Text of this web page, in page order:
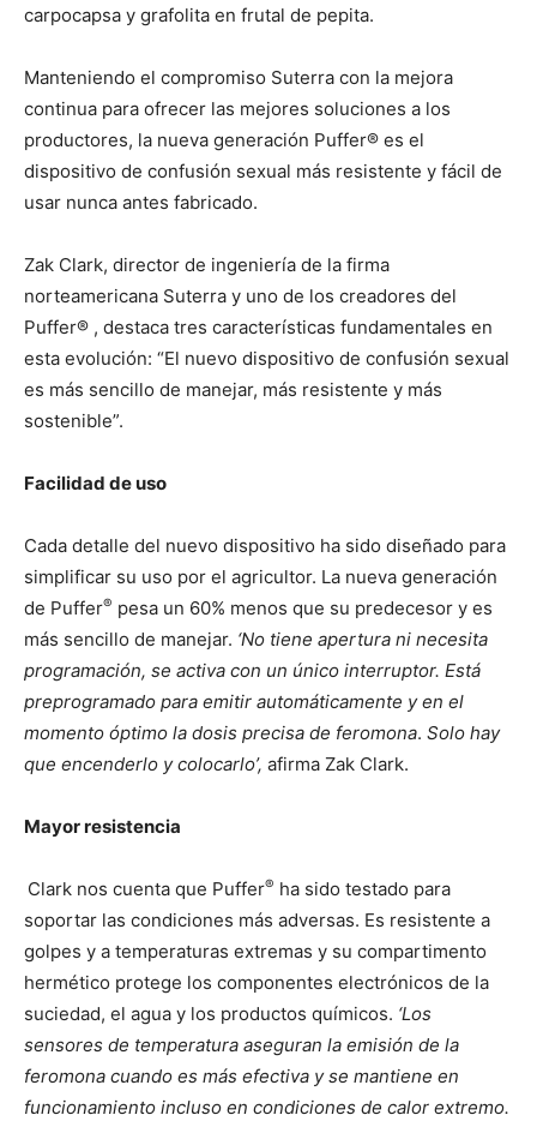
carpocapsa y grafolita en frutal de pepita.
Manteniendo el compromiso Suterra con la mejora
continua para ofrecer las mejores soluciones a los
productores, la nueva generación Puffer® es el
dispositivo de confusión sexual más resistente y fácil de
usar nunca antes fabricado.
Zak Clark, director de ingeniería de la firma
norteamericana Suterra y uno de los creadores del
Puffer® , destaca tres características fundamentales en
esta evolución: “El nuevo dispositivo de confusión sexual
es más sencillo de manejar, más resistente y más
sostenible”.
Facilidad de uso
Cada detalle del nuevo dispositivo ha sido diseñado para
simplificar su uso por el agricultor. La nueva generación
de Puffer® pesa un 60% menos que su predecesor y es
más sencillo de manejar. ‘No tiene apertura ni necesita
programación, se activa con un único interruptor. Está
preprogramado para emitir automáticamente y en el
momento óptimo la dosis precisa de feromona. Solo hay
que encenderlo y colocarlo’, afirma Zak Clark.
Mayor resistencia
Clark nos cuenta que Puffer® ha sido testado para
soportar las condiciones más adversas. Es resistente a
golpes y a temperaturas extremas y su compartimento
hermético protege los componentes electrónicos de la
suciedad, el agua y los productos químicos. ‘Los
sensores de temperatura aseguran la emisión de la
feromona cuando es más efectiva y se mantiene en
funcionamiento incluso en condiciones de calor extremo.